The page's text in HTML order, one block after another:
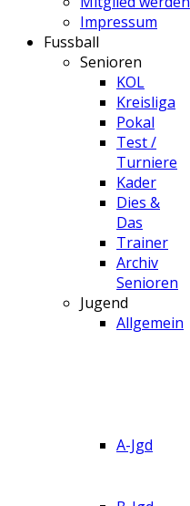
Impressum
Fussball
Senioren
KOL
Kreisliga
Pokal
Test /
Turniere
Kader
Dies &
Das
Trainer
Archiv
Senioren
Jugend
Allgemein
A-Jgd